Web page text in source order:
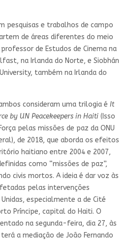
pesquisas e trabalhos de campo
de áreas diferentes do meio
de Estudos de Cinema na
na Irlanda do Norte, e Siobhán
também na Irlanda do
consideram uma trilogia é It
by UN Peacekeepers in Haiti(Isso
pelas missões de paz da ONU
de 2018, que aborda os efeitos
haitiano entre 2004 e 2007,
como “missões de paz”,
civis mortos. A ideia é dar voz às
pelas intervenções
especialmente a de Cité
Príncipe, capital do Haiti. O
na segunda-feira, dia 27, às
a mediação de João Fernando